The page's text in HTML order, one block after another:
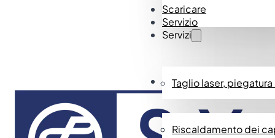
Scaricare
Servizio
Servizi
Taglio laser,
Soluzioni
Riscaldamento dei